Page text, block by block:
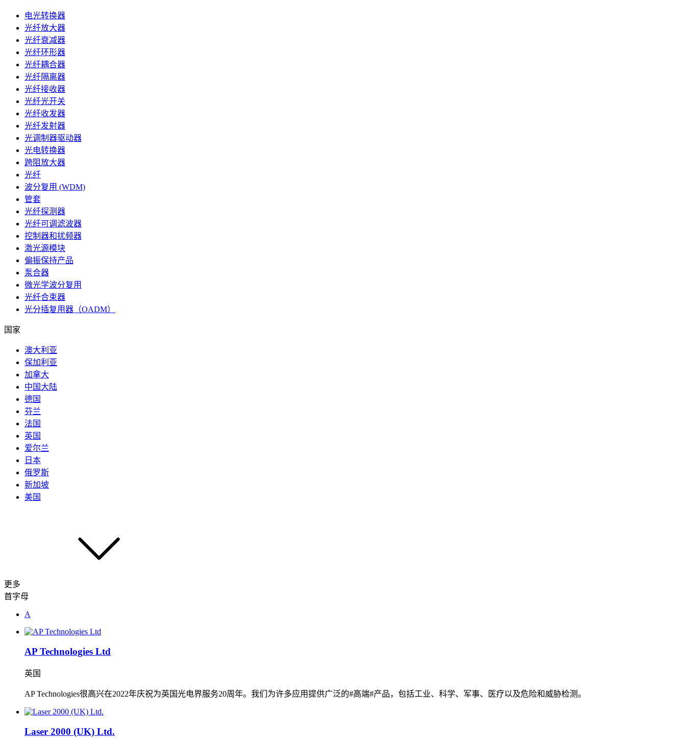
电光转换器
光纤放大器
光纤衰减器
光纤环形器
光纤耦合器
光纤隔离器
光纤接收器
光纤光开关
光纤收发器
光纤发射器
光调制器驱动器
光电转换器
跨阻放大器
光纤
波分复用 (WDM)
管套
光纤探测器
光纤可调滤波器
控制器和扰频器
激光源模块
偏振保持产品
泵合器
微光学波分复用
光纤合束器
光分插复用器（OADM）
国家
澳大利亚
保加利亚
加拿大
中国大陆
德国
芬兰
法国
英国
爱尔兰
日本
俄罗斯
新加坡
美国
更多
首字母
A
AP Technologies Ltd
英国
AP Technologies很高兴在2022年庆祝为英国光电界服务20周年。我们为许多应用提供广泛的#高端#产品，包括工业、科学、军事、医疗以及危险和威胁检测。
Laser 2000 (UK) Ltd.